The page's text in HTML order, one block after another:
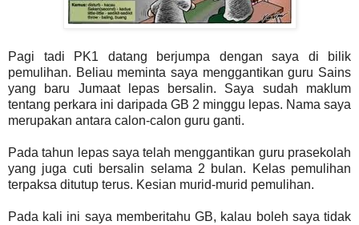
Pagi tadi PK1 datang berjumpa dengan saya di bilik
pemulihan. Beliau meminta saya menggantikan guru Sains
yang baru Jumaat lepas bersalin. Saya sudah maklum
tentang perkara ini daripada GB 2 minggu lepas. Nama saya
merupakan antara calon-calon guru ganti.
Pada tahun lepas saya telah menggantikan guru prasekolah
yang juga cuti bersalin selama 2 bulan. Kelas pemulihan
terpaksa ditutup terus. Kesian murid-murid pemulihan.
Pada kali ini saya memberitahu GB, kalau boleh saya tidak